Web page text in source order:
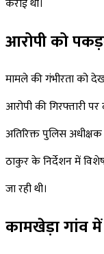
कराई थी।
आरोपी को
मामले की गंभीरता को
आरोपी की गिरफ्तारी
अतिरिक्त पुलिस
ठाकुर के निर्देशन में
जा रही थी।
कामखेड़ा गांव